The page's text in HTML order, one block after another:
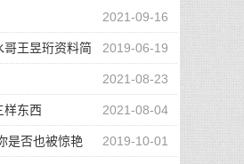
2021-09-16
2019-06-19
王昱珩资料简
2021-08-23
2021-08-04
样东西
2019-10-01
是否也被惊艳